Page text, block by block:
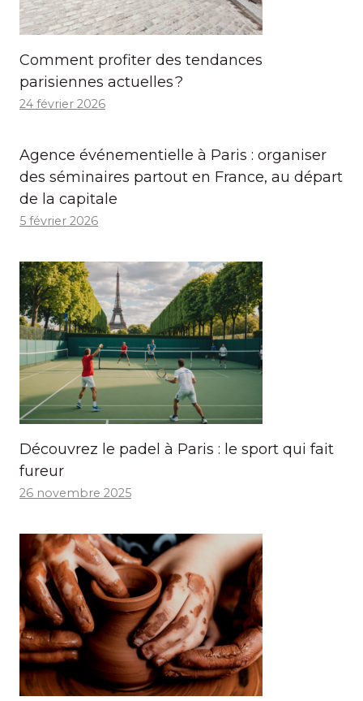
Comment profiter des tendances
parisiennes actuelles ?
24 février 2026
Agence événementielle à Paris : organiser
des séminaires partout en France, au départ
de la capitale
5 février 2026
Découvrez le padel à Paris : le sport qui fait
fureur
26 novembre 2025